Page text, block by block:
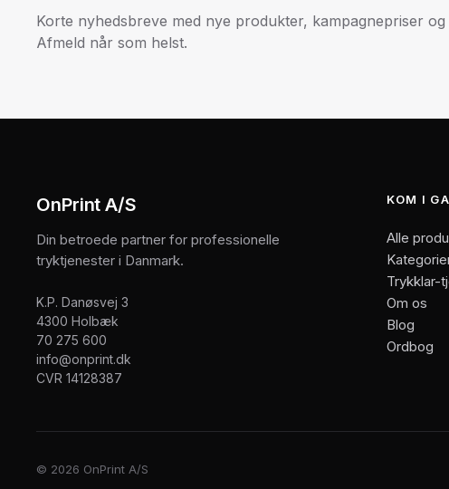
Korte nyhedsbreve med nye produkter, kampagnepriser og
Afmeld når som helst.
OnPrint A/S
Din betroede partner for professionelle
tryktjenester i Danmark.
K.P. Danøsvej 3
4300 Holbæk
70 275 600
info@onprint.dk
CVR 14128387
KOM I
Alle
Trykklar-
Om os
Blog
Ordbog
© 2026 OnPrint A/S